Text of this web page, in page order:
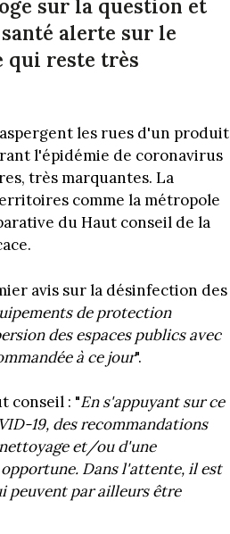
sur la question et
alerte sur le
qui reste très
les rues d'un produit
l'épidémie de coronavirus
très marquantes. La
comme la métropole
du Haut conseil de la
avis sur la désinfection des
de protection
des espaces publics avec
à ce jour".
conseil : "En s'appuyant sur ce
19, des recommandations
et/ou d'une
Dans l'attente, il est
peuvent par ailleurs être